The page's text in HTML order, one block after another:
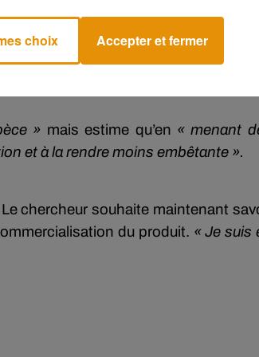
» mais estime qu’en « menant
et à la rendre moins embêtante ».
chercheur souhaite maintenant
du produit. « Je suis
choix Accepter et fermer